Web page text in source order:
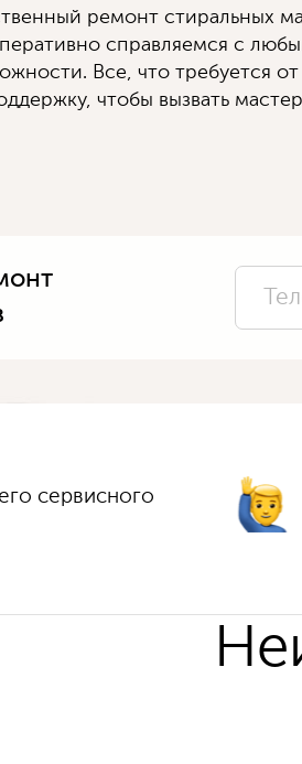
ремонт стиральных
справляемся с
Все, что требуется
чтобы вызвать
сервисного
выполняем быстро